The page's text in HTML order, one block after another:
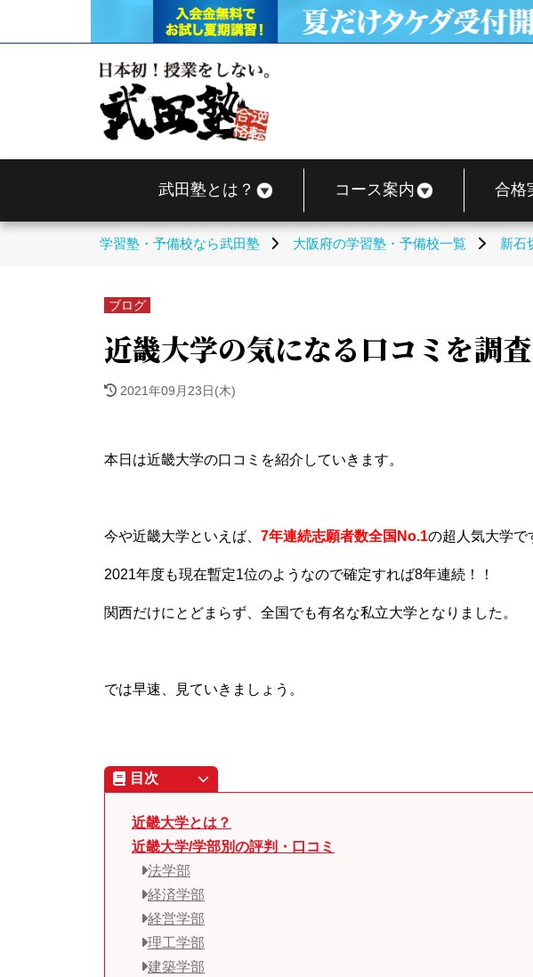
武田塾とは？ コース案内 合格
学習塾・予備校なら武田塾 大阪府の学習塾・予備校一覧 新石
ブログ
近畿大学の気になる口コミを調査
2021年09月23日(木)
本日は近畿大学の口コミを紹介していきます。
今や近畿大学といえば、 7年連続志願者数全国No.1の超人気大学で
2021年度も現在暫定1位のようなので確定すれば8年連続！！
関西だけにとどまらず、全国でも有名な私立大学となりました。
では早速、見ていきましょう。
目次
近畿大学とは？
近畿大学/学部別の評判・口コミ
法学部
経済学部
経営学部
理工学部
建築学部